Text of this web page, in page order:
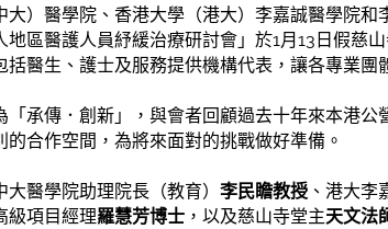
大）醫學院、香港大學（港大）李嘉誠醫學院和
地區醫護人員紓緩治療研討會」於1月13日假慈
括醫生、護士及服務提供機構代表，讓各專業團
「承傳．創新」，與會者回顧過去十年來本港
的合作空間，為將來面對的挑戰做好準備。
醫學院助理院長（教育） 李民瞻教授 、港大李
級項目經理羅慧芳博士 ，以及慈山寺堂主天文法